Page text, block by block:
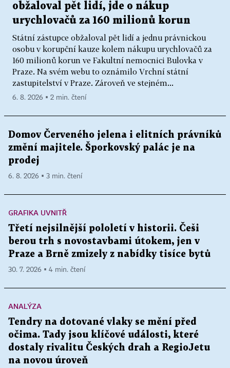
obžaloval pět lidí, jde o nákup
urychlovačů za 160 milionů korun
Státní zástupce obžaloval pět lidí a jednu právnickou
osobu v korupční kauze kolem nákupu urychlovačů za
160 milionů korun ve Fakultní nemocnici Bulovka v
Praze. Na svém webu to oznámilo Vrchní státní
zastupitelství v Praze. Zároveň ve stejném...
6. 8. 2026 ▪ 2 min. čtení
Domov Červeného jelena i elitních právníků
změní majitele. Šporkovský palác je na
prodej
6. 8. 2026 ▪ 3 min. čtení
GRAFIKA UVNITŘ
Třetí nejsilnější pololetí v historii. Češi
berou trh s novostavbami útokem, jen v
Praze a Brně zmizely z nabídky tisíce bytů
30. 7. 2026 ▪ 4 min. čtení
ANALÝZA
Tendry na dotované vlaky se mění před
očima. Tady jsou klíčové události, které
dostaly rivalitu Českých drah a RegioJetu
na novou úroveň